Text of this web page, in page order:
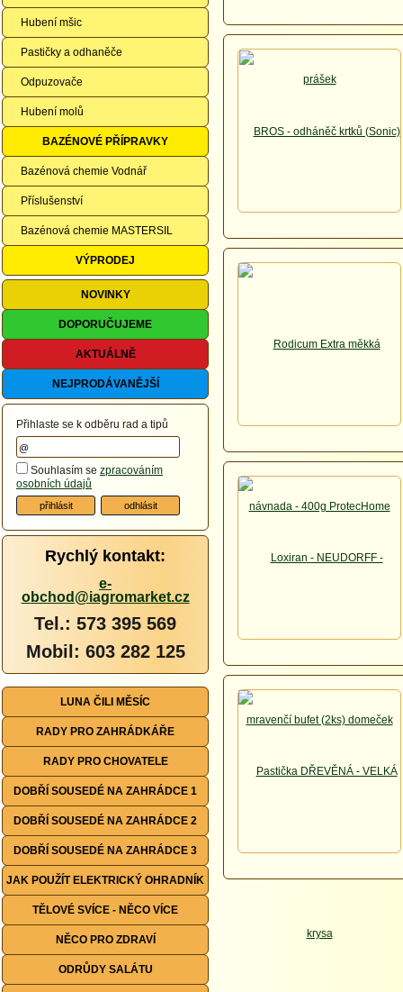
Hubení mšic
Pastičky a odhaněče
Odpuzovače
Hubení molů
BAZÉNOVÉ PŘÍPRAVKY
Bazénová chemie Vodnář
Příslušenství
Bazénová chemie MASTERSIL
VÝPRODEJ
NOVINKY
DOPORUČUJEME
AKTUÁLNĚ
NEJPRODÁVANĚJŠÍ
Přihlaste se k odběru rad a tipů
Souhlasím se zpracováním
osobních údajů
Rychlý kontakt:
e-
obchod@iagromarket.cz
Tel.: 573 395 569
Mobil: 603 282 125
LUNA ČILI MĚSÍC
RADY PRO ZAHRÁDKÁŘE
RADY PRO CHOVATELE
DOBŘÍ SOUSEDÉ NA ZAHRÁDCE 1
DOBŘÍ SOUSEDÉ NA ZAHRÁDCE 2
DOBŘÍ SOUSEDÉ NA ZAHRÁDCE 3
JAK POUŽÍT ELEKTRICKÝ OHRADNÍK
TĚLOVÉ SVÍCE - NĚCO VÍCE
NĚCO PRO ZDRAVÍ
ODRŮDY SALÁTU